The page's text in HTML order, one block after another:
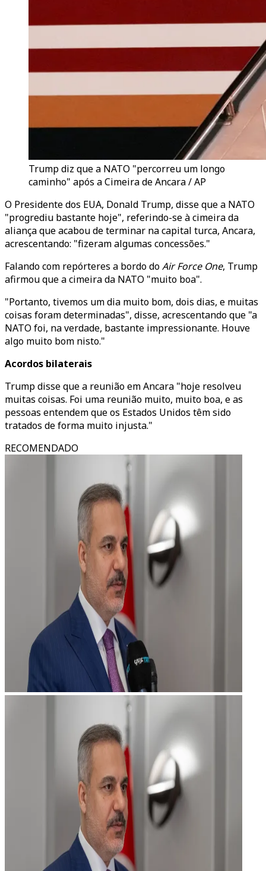
Trump diz que a NATO "percorreu um longo
caminho" após a Cimeira de Ancara / AP
O Presidente dos EUA, Donald Trump, disse que a NATO
"progrediu bastante hoje", referindo-se à cimeira da
aliança que acabou de terminar na capital turca, Ancara,
acrescentando: "fizeram algumas concessões."
Falando com repórteres a bordo doAir Force One, Trump
afirmou que a cimeira da NATO "muito boa".
"Portanto, tivemos um dia muito bom, dois dias, e muitas
coisas foram determinadas", disse, acrescentando que "a
NATO foi, na verdade, bastante impressionante. Houve
algo muito bom nisto."
Acordos bilaterais
Trump disse que a reunião em Ancara "hoje resolveu
muitas coisas. Foi uma reunião muito, muito boa, e as
pessoas entendem que os Estados Unidos têm sido
tratados de forma muito injusta."
RECOMENDADO